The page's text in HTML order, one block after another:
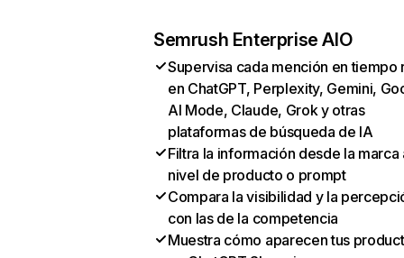
Semrush Enterprise AIO
Supervisa cada mención en tiempo
en ChatGPT, Perplexity, Gemini,
AI Mode, Claude, Grok y otras
plataformas de búsqueda de IA
Filtra la información desde la marca
nivel de producto o prompt
Compara la visibilidad y la
con las de la competencia
Muestra cómo aparecen tus